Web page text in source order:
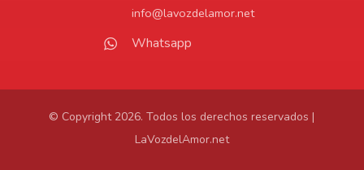
info@lavozdelamor.net
Whatsapp
© Copyright 2026. Todos los derechos reservados |
LaVozdelAmor.net